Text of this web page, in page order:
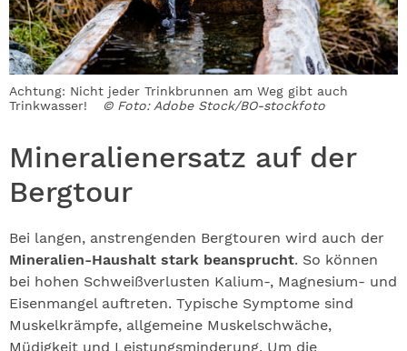
Achtung: Nicht jeder Trinkbrunnen am Weg gibt auch
Trinkwasser!
© Foto: Adobe Stock/BO-stockfoto
Mineralienersatz auf der
Bergtour
Bei langen, anstrengenden Bergtouren wird auch der
Mineralien-Haushalt stark beansprucht. So können
bei hohen Schweißverlusten Kalium-, Magnesium- und
Eisenmangel auftreten. Typische Symptome sind
Muskelkrämpfe, allgemeine Muskelschwäche,
Müdigkeit und Leistungsminderung. Um die